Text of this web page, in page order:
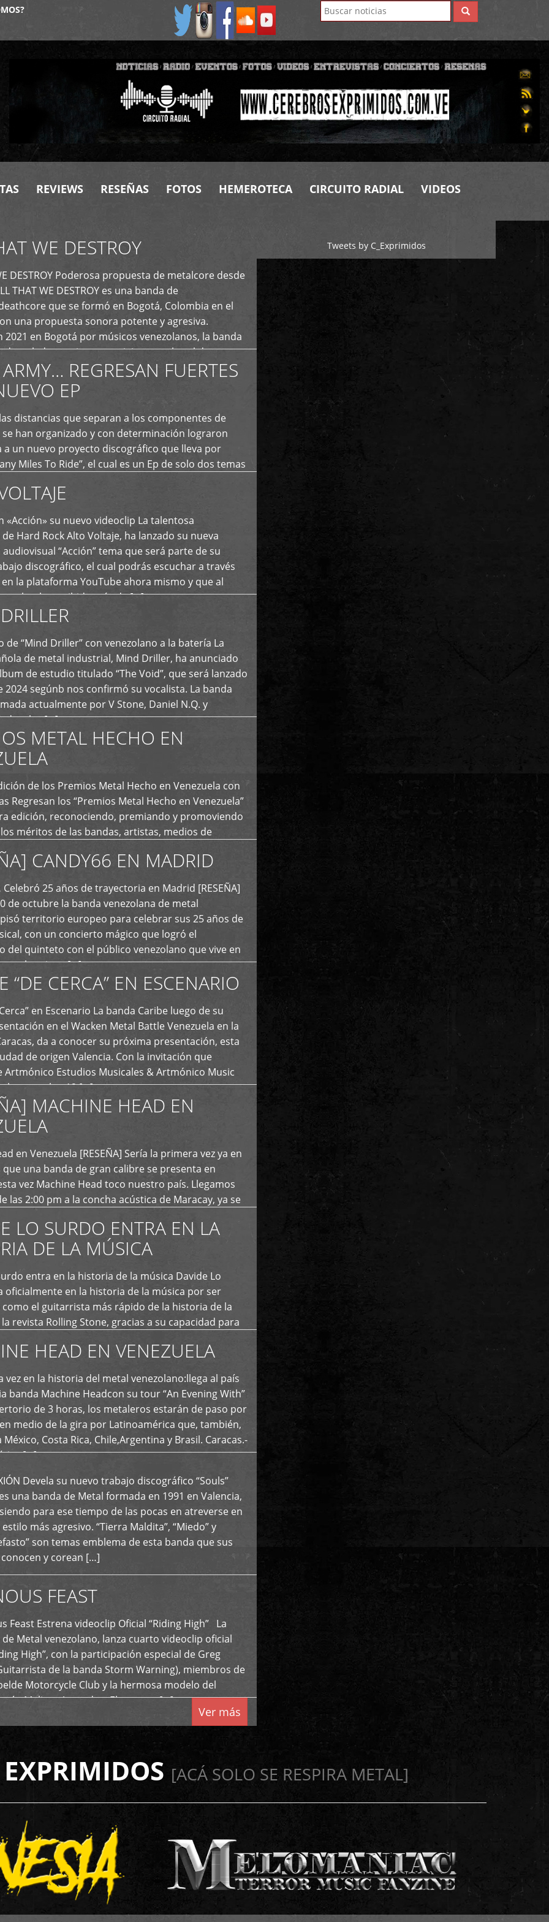
REVIEWS RESEÑAS FOTOS HEMEROTECA CIRCUITO RADIAL VIDEOS
WE DESTROY
DESTROY Poderosa propuesta de metalcore desde
THAT WE DESTROY es una banda de
que se formó en Bogotá, Colombia en el
una propuesta sonora potente y agresiva.
2021 en Bogotá por músicos venezolanos, la banda
demoledores, ritmos vertiginosos y breakdowns
creando […]REGRESAN FUERTES
EP
distancias que separan a los componentes de
se han organizado y con determinación lograron
a un nuevo proyecto discográfico que lleva por
Miles To Ride”, el cual es un Ep de solo dos temas
[…]
«Acción» su nuevo videoclip La talentosa
Hard Rock Alto Voltaje, ha lanzado su nueva
“Acción” tema que será parte de su
discográfico, el cual podrás escuchar a través
la plataforma YouTube ahora mismo y que al
ya ha recibido más de […]
de “Mind Driller” con venezolano a la batería La
de metal industrial, Mind Driller, ha anunciado
de estudio titulado “The Void”, que será lanzado
2024 segúnb nos confirmó su vocalista. La banda
actualmente por V Stone, Daniel N.Q. y
a las […]
METAL HECHO EN
de los Premios Metal Hecho en Venezuela con
Regresan los “Premios Metal Hecho en Venezuela”
edición, reconociendo, premiando y promoviendo
méritos de las bandas, artistas, medios de
tendencias del metal y […]
CANDY66 EN MADRID
Celebró 25 años de trayectoria en Madrid [RESEÑA]
de octubre la banda venezolana de metal
territorio europeo para celebrar sus 25 años de
con un concierto mágico que logró el
del quinteto con el público venezolano que vive en
que los sigue […]
“DE CERCA” EN ESCENARIO
en Escenario La banda Caribe luego de su
en el Wacken Metal Battle Venezuela en la
da a conocer su próxima presentación, esta
de origen Valencia. Con la invitación que
Artmónico Estudios Musicales & Artmónico Music
cumplen 12 […]
MACHINE HEAD EN
en Venezuela [RESEÑA] Sería la primera vez ya en
una banda de gran calibre se presenta en
vez Machine Head toco nuestro país. Llegamos
las 2:00 pm a la concha acústica de Maracay, ya se
LO SURDO ENTRA EN LA
DE LA MÚSICA
entra en la historia de la música Davide Lo
oficialmente en la historia de la música por ser
el guitarrista más rápido de la historia de la
revista Rolling Stone, gracias a su capacidad para
HEAD EN VENEZUELA
vez en la historia del metal venezolano:llega al país
banda Machine Headcon su tour “An Evening With”
de 3 horas, los metaleros estarán de paso por
medio de la gira por Latinoamérica que, también,
México, Costa Rica, Chile,Argentina y Brasil. Caracas.-
[…]
Devela su nuevo trabajo discográfico “Souls”
una banda de Metal formada en 1991 en Valencia,
para ese tiempo de las pocas en atreverse en
más agresivo. “Tierra Maldita”, “Miedo” y
son temas emblema de esta banda que sus
y corean […]
FEAST
Feast Estrena videoclip Oficial “Riding High” La
Metal venezolano, lanza cuarto videoclip oficial
High”, con la participación especial de Greg
de la banda Storm Warning), miembros de
Motorcycle Club y la hermosa modelo del
Melissa Acevedo. El potente […]
Ver más
Tweets by C_Exprimidos
EXPRIMIDOS [ACÁ SOLO SE RESPIRA METAL]